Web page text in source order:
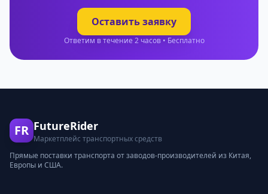
Оставить заявку
Ответим в течение 2 часов • Бесплатно
FR FutureRider
Маркетплейс транспортных средств
Прямые поставки транспорта от заводов-производителей из Китая,
Европы и США.